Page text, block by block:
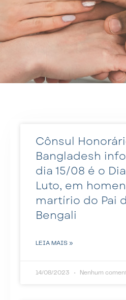
Cônsul
Bangladesh
dia 15/08 é o
Luto, em
martírio do Pai
Bengali
LEIA MAIS »
14/08/2023 Nenhum